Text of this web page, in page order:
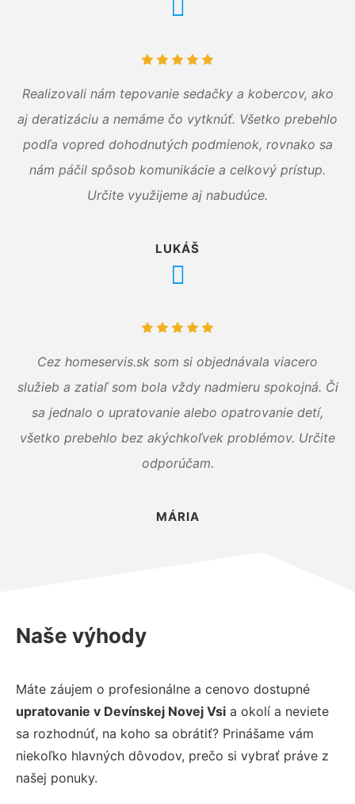
Realizovali nám tepovanie sedačky a kobercov, ako
aj deratizáciu a nemáme čo vytknúť. Všetko prebehlo
podľa vopred dohodnutých podmienok, rovnako sa
nám páčil spôsob komunikácie a celkový prístup.
Určite využijeme aj nabudúce.
LUKÁŠ
Cez homeservis.sk som si objednávala viacero
služieb a zatiaľ som bola vždy nadmieru spokojná. Či
sa jednalo o upratovanie alebo opatrovanie detí,
všetko prebehlo bez akýchkoľvek problémov. Určite
odporúčam.
MÁRIA
Naše výhody
Máte záujem o profesionálne a cenovo dostupné
upratovanie v Devínskej Novej Vsi a okolí a neviete
sa rozhodnúť, na koho sa obrátiť? Prinášame vám
niekoľko hlavných dôvodov, prečo si vybrať práve z
našej ponuky.